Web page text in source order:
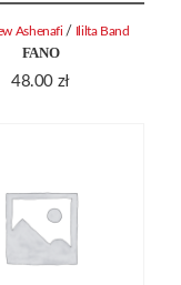
FANO
48.00 zł
Ashenafi / Ililta Band